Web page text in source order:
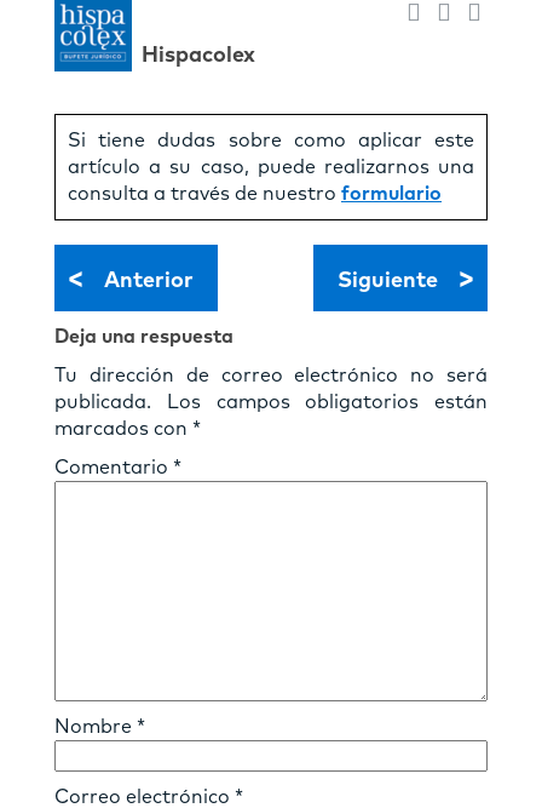
Hispacolex
Si tiene dudas sobre como aplicar este
artículo a su caso, puede realizarnos una
consulta a través de nuestro formulario
< Anterior Siguiente >
Deja una respuesta
Tu dirección de correo electrónico no será
publicada.
Los campos obligatorios están
marcados con *
Comentario *
Nombre *
Correo electrónico *